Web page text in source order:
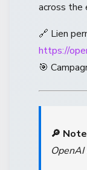
across the
🔗 Lien
https://
🎯
🔎